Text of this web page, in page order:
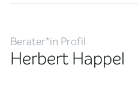
Berater*in Profil
Herbert Happel